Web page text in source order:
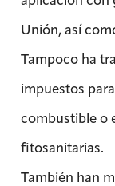
Unión, así
Tampoco ha
impuestos
combustible o
fitosanitarias.
También han